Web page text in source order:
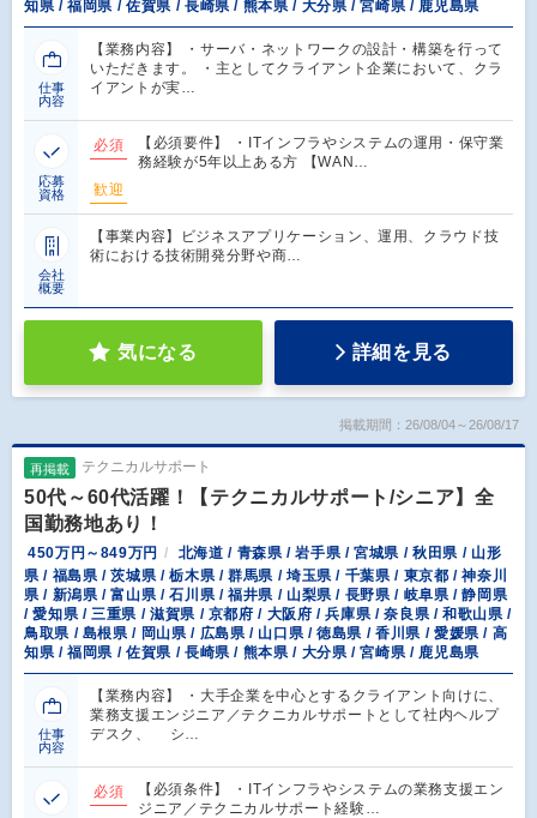
知県 / 福岡県 / 佐賀県 / 長崎県 / 熊本県 / 大分県 / 宮崎県 / 鹿児島県
仕事
内容
【業務内容】 ・サーバ・ネットワークの設計・構築を行って
いただきます。 ・主としてクライアント企業において、クラ
イアントが実…
応募
資格
必須
【必須要件】 ・ITインフラやシステムの運用・保守業
務経験が5年以上ある方 【WAN…
歓迎
会社
概要
【事業内容】ビジネスアプリケーション、運用、クラウド技
術における技術開発分野や商…
気になる 詳細を見る
掲載期間：26/08/04～26/08/17
再掲載 テクニカルサポート
50代～60代活躍！【テクニカルサポート/シニア】全
国勤務地あり！
450万円～849万円
北海道 / 青森県 / 岩手県 / 宮城県 / 秋田県 / 山形
県 / 福島県 / 茨城県 / 栃木県 / 群馬県 / 埼玉県 / 千葉県 / 東京都 / 神奈川
県 / 新潟県 / 富山県 / 石川県 / 福井県 / 山梨県 / 長野県 / 岐阜県 / 静岡県
/ 愛知県 / 三重県 / 滋賀県 / 京都府 / 大阪府 / 兵庫県 / 奈良県 / 和歌山県 /
鳥取県 / 島根県 / 岡山県 / 広島県 / 山口県 / 徳島県 / 香川県 / 愛媛県 / 高
知県 / 福岡県 / 佐賀県 / 長崎県 / 熊本県 / 大分県 / 宮崎県 / 鹿児島県
仕事
内容
【業務内容】 ・大手企業を中心とするクライアント向けに、
業務支援エンジニア／テクニカルサポートとして社内ヘルプ
デスク、 シ…
必須
【必須条件】 ・ITインフラやシステムの業務支援エン
ジニア／テクニカルサポート経験…